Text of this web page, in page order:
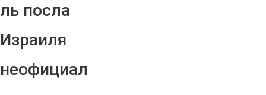
ль посла
Израиля
неофициал